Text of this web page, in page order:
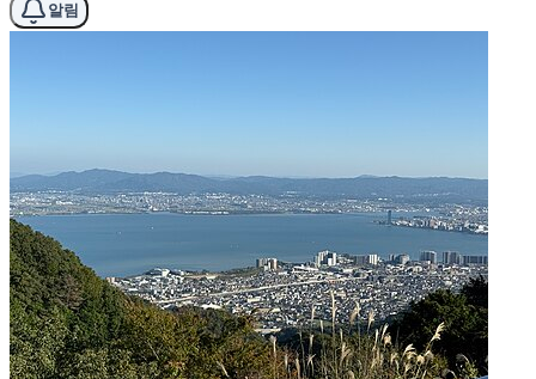
알림